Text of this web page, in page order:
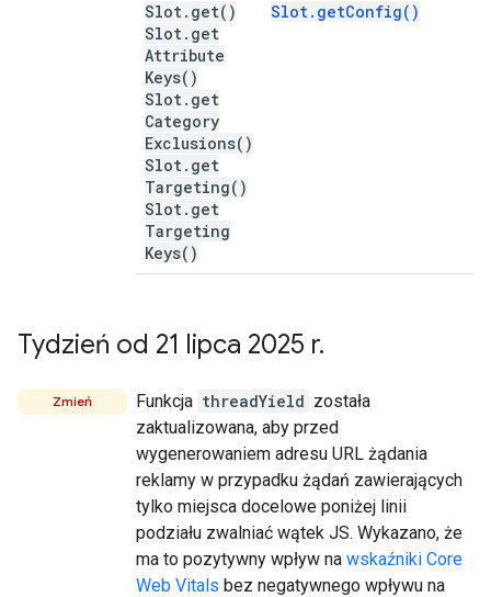
Slot. get( )
Slot. get
Attribute
Keys( )
Slot. get
Category
Exclusions( )
Slot. get
Targeting( )
Slot. get
Targeting
Keys( )
Slot.getConfig()
Tydzień od 21 lipca 2025 r.
Zmień Funkcja threadYield została
zaktualizowana, aby przed
wygenerowaniem adresu URL żądania
reklamy w przypadku żądań zawierających
tylko miejsca docelowe poniżej linii
podziału zwalniać wątek JS. Wykazano, że
ma to pozytywny wpływ na wskaźniki Core
Web Vitals bez negatywnego wpływu na